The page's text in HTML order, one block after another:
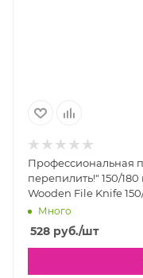
Профессиональная
перепилить!" 150/
Wooden File Knife
Много
528 руб./шт